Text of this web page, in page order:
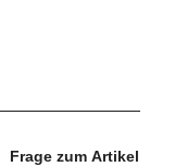
Frage zum Artikel